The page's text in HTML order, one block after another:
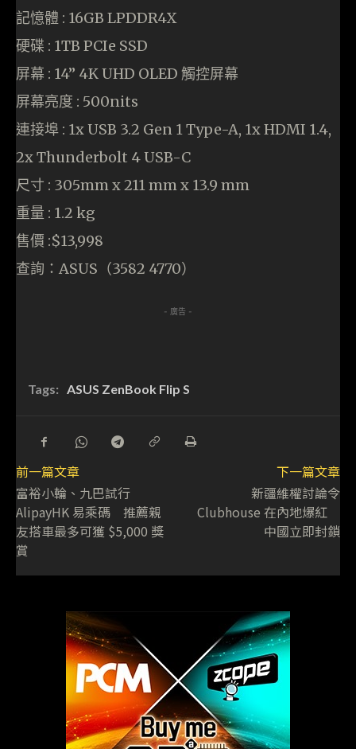
記憶體 : 16GB LPDDR4X
硬碟 : 1TB PCIe SSD
屏幕 : 14” 4K UHD OLED 觸控屏幕
屏幕亮度 : 500nits
連接埠 : 1x USB 3.2 Gen 1 Type-A, 1x HDMI 1.4,
2x Thunderbolt 4 USB-C
尺寸 : 305mm x 211 mm x 13.9 mm
重量 : 1.2 kg
售價 :$13,998
查詢：ASUS（3582 4770）
- 廣告 -
Tags: ASUS ZenBook Flip S
前一篇文章
富裕小輪、九巴試行
AlipayHK 易乘碼 推薦親
友搭車最多可獲 $5,000 獎
賞
下一篇文章
新疆維權討論令
Clubhouse 在內地爆紅
中國立即封鎖